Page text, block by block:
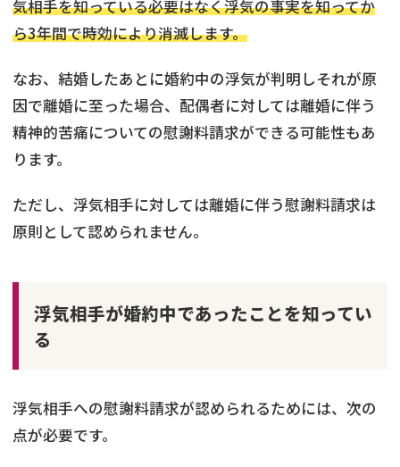
気相手を知っている必要はなく浮気の事実を知ってか
ら3年間で時効により消滅します。
なお、結婚したあとに婚約中の浮気が判明しそれが原
因で離婚に至った場合、配偶者に対しては離婚に伴う
精神的苦痛についての慰謝料請求ができる可能性もあ
ります。
ただし、浮気相手に対しては離婚に伴う慰謝料請求は
原則として認められません。
浮気相手が婚約中であったことを知ってい
る
浮気相手への慰謝料請求が認められるためには、次の
点が必要です。